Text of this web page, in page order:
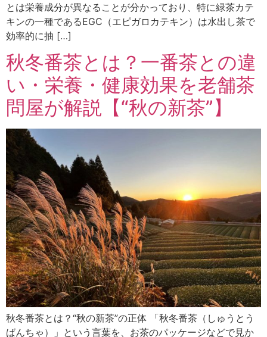
とは栄養成分が異なることが分かっており、特に緑茶カテ
キンの一種であるEGC（エピガロカテキン）は水出し茶で
効率的に抽 […]
秋冬番茶とは？一番茶との違
い・栄養・健康効果を老舗茶
問屋が解説【“秋の新茶”】
秋冬番茶とは？“秋の新茶”の正体 「秋冬番茶（しゅうとう
ばんちゃ）」という言葉を、お茶のパッケージなどで見か